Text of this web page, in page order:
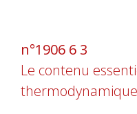
n°1906 6 3
Le contenu
thermodynamique